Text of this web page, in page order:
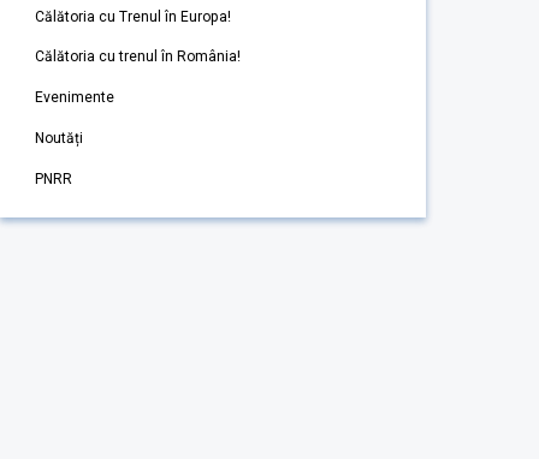
Călătoria cu Trenul în Europa!
Călătoria cu trenul în România!
Evenimente
Noutăți
PNRR